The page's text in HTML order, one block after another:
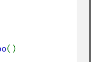
()